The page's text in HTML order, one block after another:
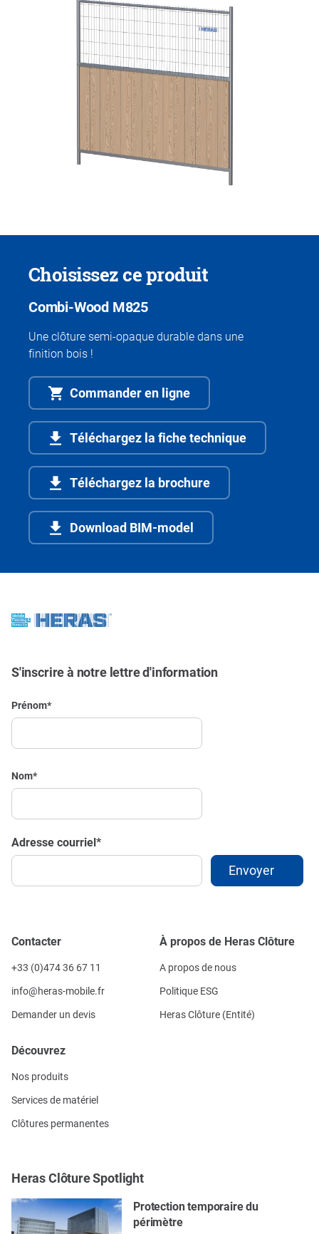
Choisissez ce produit
Combi-Wood M825
Une clôture semi-opaque durable dans une
finition bois !
Commander en ligne
Téléchargez la fiche technique
Téléchargez la brochure
Download BIM-model
S'inscrire à notre lettre d'information
Prénom*
Nom*
Adresse courriel*
Contacter
+33 (0)474 36 67 11
info@heras-mobile.fr
Demander un devis
À propos de Heras Clôture
A propos de nous
Politique ESG
Heras Clôture (Entité)
Découvrez
Nos produits
Services de matériel
Clôtures permanentes
Heras Clôture Spotlight
Protection temporaire du
périmètre